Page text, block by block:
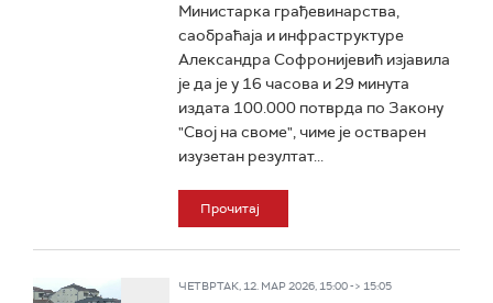
Министарка грађевинарства,
саобраћаја и инфраструктуре
Александра Софронијевић изјавила
је да је у 16 часова и 29 минута
издата 100.000 потврда по Закону
"Свој на своме", чиме је остварен
изузетан резултат...
Прочитај
ЧЕТВРТАК, 12. МАР 2026, 15:00 -> 15:05